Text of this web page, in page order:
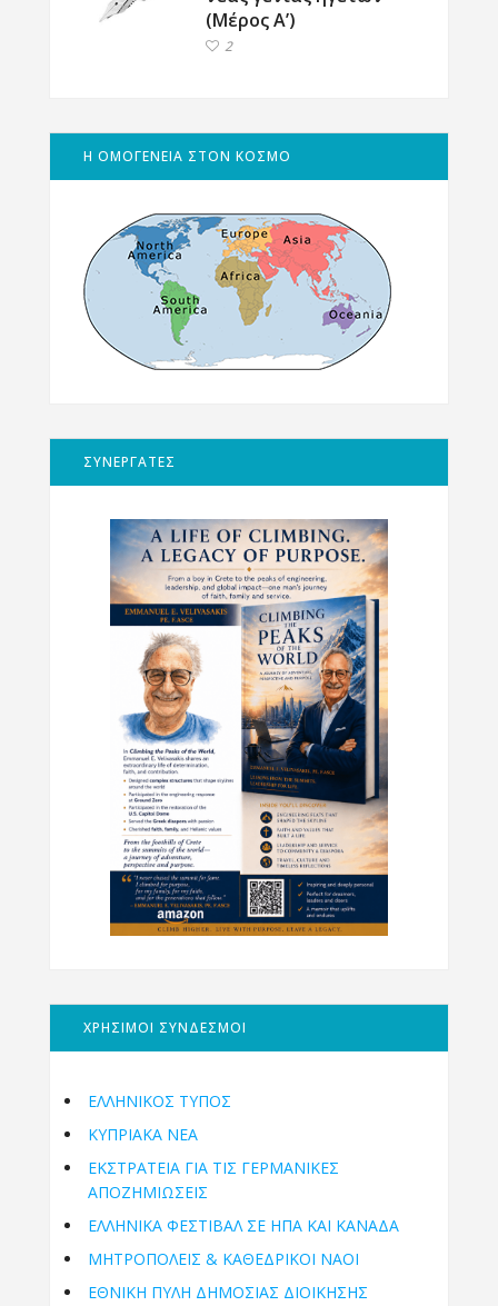
(Μέρος Α’)
2
Η ΟΜΟΓΕΝΕΙΑ ΣΤΟΝ ΚΟΣΜΟ
ΣΥΝΕΡΓΑΤΕΣ
ΧΡΗΣΙΜΟΙ ΣΥΝΔΕΣΜΟΙ
ΕΛΛΗΝΙΚΟΣ ΤΥΠΟΣ
ΚΥΠΡΙΑΚΑ ΝΕΑ
ΕΚΣΤΡΑΤΕΙΑ ΓΙΑ ΤΙΣ ΓΕΡΜΑΝΙΚΕΣ
ΑΠΟΖΗΜΙΩΣΕΙΣ
ΕΛΛΗΝΙΚΆ ΦΕΣΤΙΒΆΛ ΣΕ ΗΠΑ ΚΑΙ ΚΑΝΑΔΑ
ΜΗΤΡΟΠΌΛΕΙΣ & ΚΑΘΕΔΡΙΚΟΊ ΝΑΟΊ
ΕΘΝΙΚΉ ΠΎΛΗ ΔΗΜΌΣΙΑΣ ΔΙΟΊΚΗΣΗΣ